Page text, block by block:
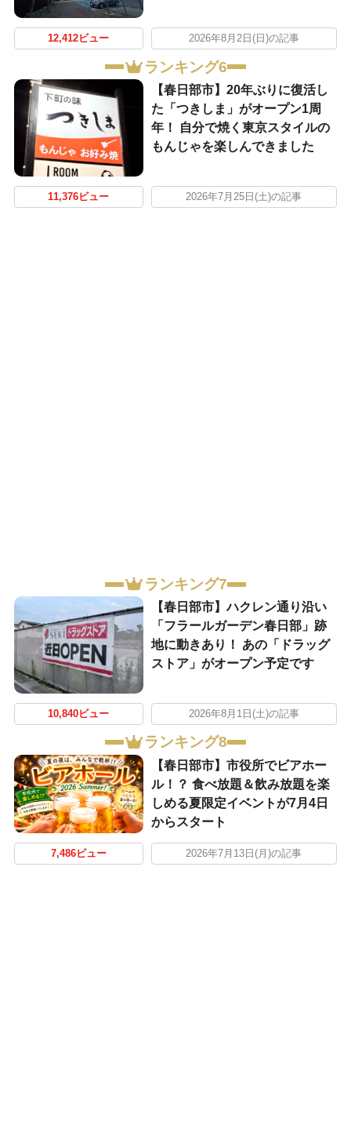
12,412ビュー 2026年8月2日(日)の記事
ランキング6
【春日部市】20年ぶりに復活し
た「つきしま」がオープン1周
年！ 自分で焼く東京スタイルの
もんじゃを楽しんできました
11,376ビュー 2026年7月25日(土)の記事
ランキング7
【春日部市】ハクレン通り沿い
「フラールガーデン春日部」跡
地に動きあり！ あの「ドラッグ
ストア」がオープン予定です
10,840ビュー 2026年8月1日(土)の記事
ランキング8
【春日部市】市役所でビアホー
ル！？ 食べ放題＆飲み放題を楽
しめる夏限定イベントが7月4日
からスタート
7,486ビュー 2026年7月13日(月)の記事